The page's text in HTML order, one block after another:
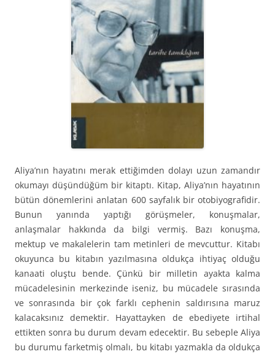
Aliya’nın hayatını merak ettiğimden dolayı uzun zamandır
okumayı düşündüğüm bir kitaptı. Kitap, Aliya’nın hayatının
bütün dönemlerini anlatan 600 sayfalık bir otobiyografidir.
Bunun yanında yaptığı görüşmeler, konuşmalar,
anlaşmalar hakkında da bilgi vermiş. Bazı konuşma,
mektup ve makalelerin tam metinleri de mevcuttur. Kitabı
okuyunca bu kitabın yazılmasına oldukça ihtiyaç olduğu
kanaati oluştu bende. Çünkü bir milletin ayakta kalma
mücadelesinin merkezinde iseniz, bu mücadele sırasında
ve sonrasında bir çok farklı cephenin saldırısına maruz
kalacaksınız demektir. Hayattayken de ebediyete irtihal
ettikten sonra bu durum devam edecektir. Bu sebeple Aliya
bu durumu farketmiş olmalı, bu kitabı yazmakla da oldukça